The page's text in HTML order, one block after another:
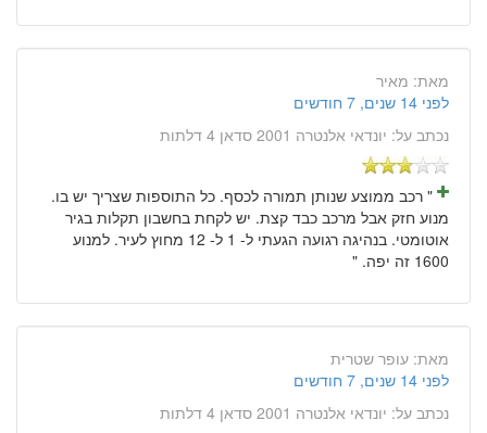
מאת: מאיר
לפני 14 שנים, 7 חודשים
נכתב על: יונדאי אלנטרה 2001 סדאן 4 דלתות
" רכב ממוצע שנותן תמורה לכסף. כל התוספות שצריך יש בו.
מנוע חזק אבל מרכב כבד קצת. יש לקחת בחשבון תקלות בגיר
אוטומטי. בנהיגה רגועה הגעתי ל- 1 ל- 12 מחוץ לעיר. למנוע
1600 זה יפה. "
מאת: עופר שטרית
לפני 14 שנים, 7 חודשים
נכתב על: יונדאי אלנטרה 2001 סדאן 4 דלתות